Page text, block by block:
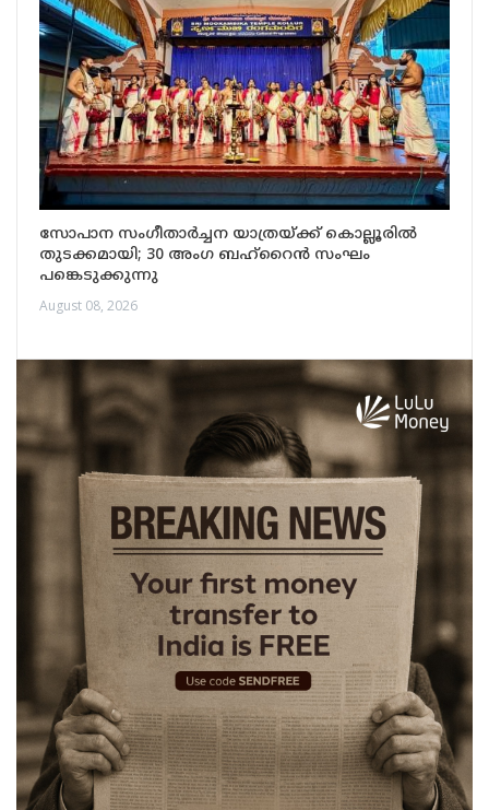
സോപാന സംഗീതാർച്ചന യാത്രയ്ക്ക് കൊല്ലൂരിൽ
തുടക്കമായി; 30 അംഗ ബഹ്റൈൻ സംഘം
പങ്കെടുക്കുന്നു
August 08, 2026